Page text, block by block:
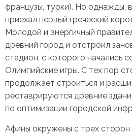
французы, турки). Но однажды,
приехал первый греческий
Молодой и энергичный
древний город и отстроил
стадион, с которого начались
Олимпийские игры. С тех пор
продолжает строиться и
реставрируются древние
по оптимизации городской
Афины окружены с трех